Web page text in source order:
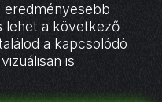
eredményesebb
lehet a következő
a kapcsolódó
is